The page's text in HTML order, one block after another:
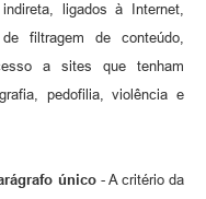
ligados à Internet,
filtragem de conteúdo,
a sites que tenham
pedofilia, violência e
- A critério da